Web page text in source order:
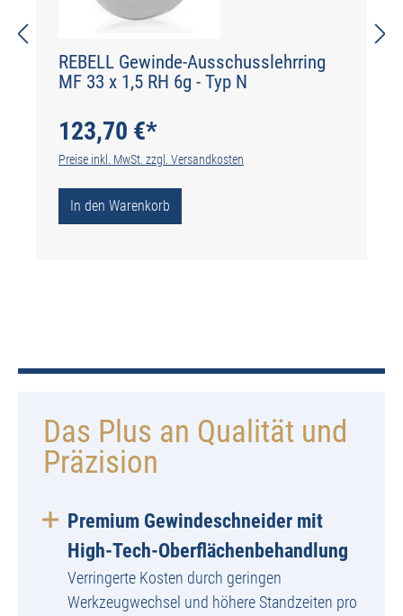
REBELL Gewinde-Ausschusslehrring
MF 33 x 1,5 RH 6g - Typ N
123,70 €*
Preise inkl. MwSt. zzgl. Versandkosten
In den Warenkorb
Das Plus an Qualität und
Präzision
Premium Gewindeschneider mit
High-Tech-Oberflächenbehandlung
Verringerte Kosten durch geringen
Werkzeugwechsel und höhere Standzeiten pro